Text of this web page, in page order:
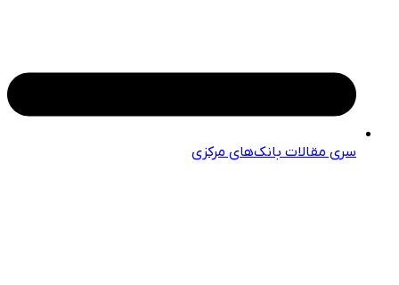
سری مقالات بانک‌های مرکزی